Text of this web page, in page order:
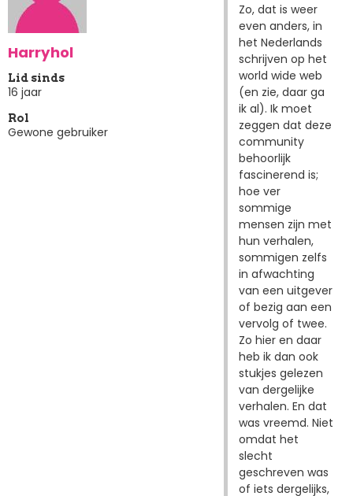
Harryhol
Lid sinds
16 jaar
Rol
Gewone gebruiker
Zo, dat is weer
even anders, in
het Nederlands
schrijven op het
world wide web
(en zie, daar ga
ik al). Ik moet
zeggen dat deze
community
behoorlijk
fascinerend is;
hoe ver
sommige
mensen zijn met
hun verhalen,
sommigen zelfs
in afwachting
van een uitgever
of bezig aan een
vervolg of twee.
Zo hier en daar
heb ik dan ook
stukjes gelezen
van dergelijke
verhalen. En dat
was vreemd. Niet
omdat het
slecht
geschreven was
of iets dergelijks,